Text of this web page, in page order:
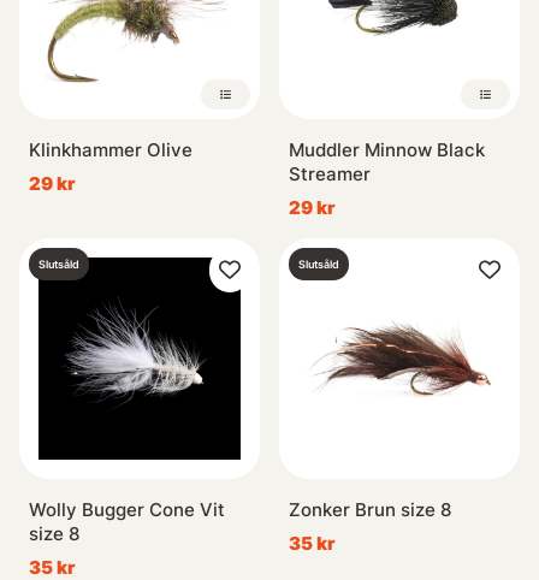
Klinkhammer Olive
29 kr
Muddler Minnow Black
Streamer
29 kr
Slutsåld
Wolly Bugger Cone Vit
size 8
35 kr
Slutsåld
Zonker Brun size 8
35 kr